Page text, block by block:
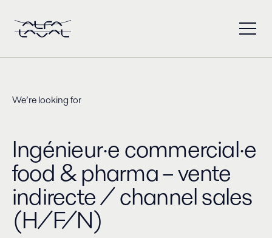
We’re looking for
Ingénieur·e commercial·e
food & pharma – vente
indirecte / channel sales
(H/F/N)